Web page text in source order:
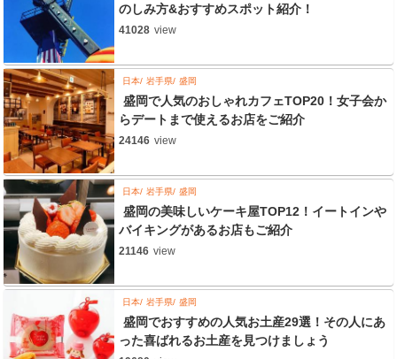
のしみ方&おすすめスポット紹介！
41028 view
日本 岩手県 盛岡
盛岡で人気のおしゃれカフェTOP20！女子会か
らデートまで使えるお店をご紹介
24146 view
日本 岩手県 盛岡
盛岡の美味しいケーキ屋TOP12！イートインや
バイキングがあるお店もご紹介
21146 view
日本 岩手県 盛岡
盛岡でおすすめの人気お土産29選！その人にあ
った喜ばれるお土産を見つけましょう